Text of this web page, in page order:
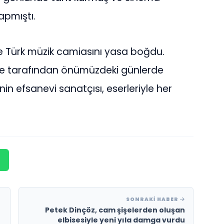
müzik camiasını yasa boğdu.
tarafından önümüzdeki günlerde
efsanevi sanatçısı, eserleriyle her
SONRAKI HABER
Petek Dinçöz, cam şişelerden oluşan
elbisesiyle yeni yıla damga vurdu